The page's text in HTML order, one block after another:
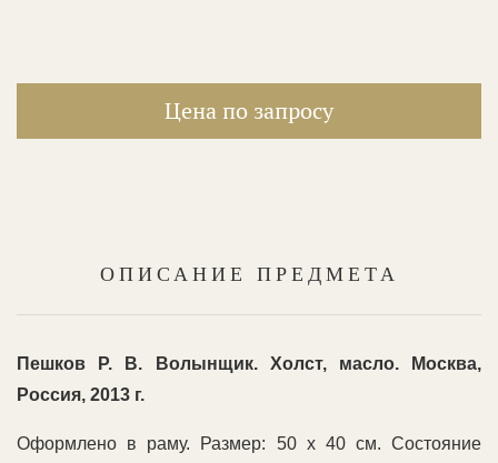
Цена по запросу
ОПИСАНИЕ ПРЕДМЕТА
Пешков Р. В. Волынщик. Холст, масло. Москва,
Россия, 2013 г.
Оформлено в раму. Размер: 50 х 40 см. Состояние